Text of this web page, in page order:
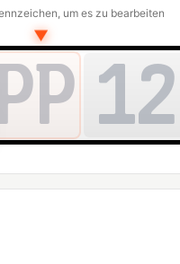
um es zu bearbeiten
▼